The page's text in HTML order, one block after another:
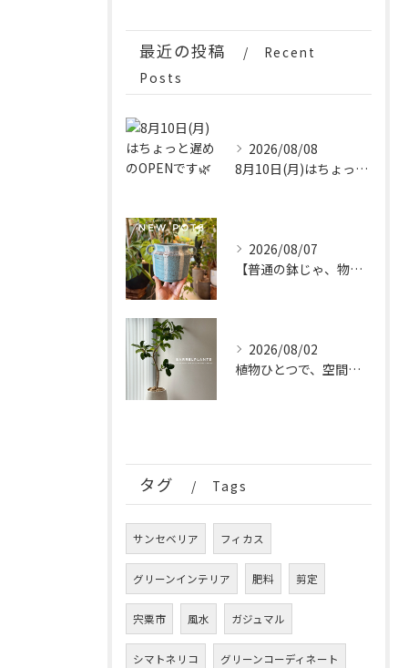
最近の投稿
Recent
Posts
2026/08/08
8月10日(月)はちょっと遅めのOPENです🌿
2026/08/07
【普通の鉢じゃ、物足りない。
2026/08/02
植物ひとつで、空間はもっと完成する。
タグ Tags
サンセベリア フィカス
グリーンインテリア 肥料 剪定
宍粟市 風水 ガジュマル
シマトネリコ グリーンコーディネート